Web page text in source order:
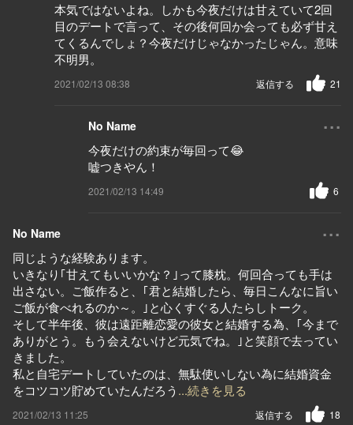
本気ではないよね。しかも今夜だけは甘えていて2回
目のデートで言って、その後何回か会っても必ず甘え
てくるんでしょ？今夜だけじゃなかったじゃん。意味
不明男。
2021/02/13 08:38 21
返信する
No Name ...
今夜だけの約束が毎回って😂
嘘つきやん！
2021/02/13 14:49 6
No Name ...
同じような経験あります。
いきなり｢甘えてもいいかな？｣って膝枕。何回合っても手は
出さない。ご飯作ると、｢君と結婚したら、毎日こんなに旨い
ご飯が食べれるのか～。｣と心くすぐる人たらしトーク。
そして半年後、彼は遠距離恋愛の彼女と結婚する為、｢今まで
ありがとう。もう会えないけど元気でね。｣と笑顔で去ってい
きました。
私と自宅デートしていたのは、無駄使いしない為に結婚資金
をコツコツ貯めていたんだろう ...続きを見る
2021/02/13 11:25 18
返信する